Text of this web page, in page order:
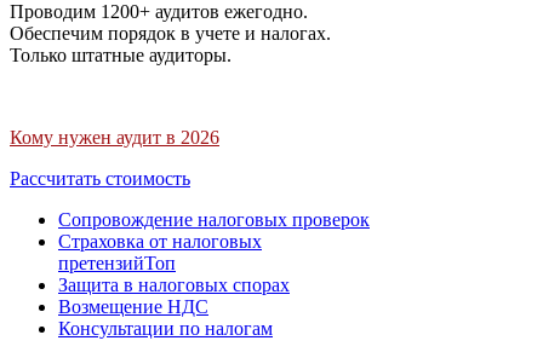
Проводим 1200+ аудитов ежегодно.
Обеспечим порядок в учете и налогах.
Только штатные аудиторы.
Кому нужен аудит в 2026
Рассчитать стоимость
Сопровождение налоговых проверок
Страховка от налоговых
претензийТоп
Защита в налоговых спорах
Возмещение НДС
Консультации по налогам